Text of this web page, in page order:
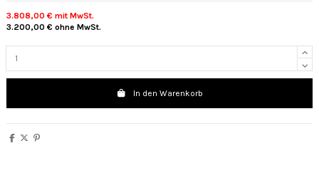
3.808,00 € mit MwSt.
3.200,00 € ohne MwSt.
In den Warenkorb